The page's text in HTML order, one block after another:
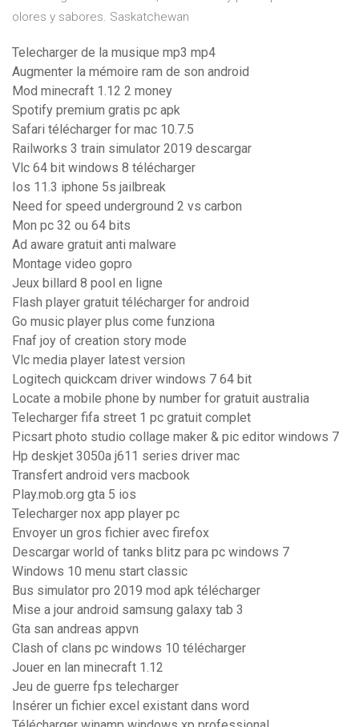
olores y sabores. Saskatchewan
Telecharger de la musique mp3 mp4
Augmenter la mémoire ram de son android
Mod minecraft 1.12 2 money
Spotify premium gratis pc apk
Safari télécharger for mac 10.7.5
Railworks 3 train simulator 2019 descargar
Vlc 64 bit windows 8 télécharger
Ios 11.3 iphone 5s jailbreak
Need for speed underground 2 vs carbon
Mon pc 32 ou 64 bits
Ad aware gratuit anti malware
Montage video gopro
Jeux billard 8 pool en ligne
Flash player gratuit télécharger for android
Go music player plus come funziona
Fnaf joy of creation story mode
Vlc media player latest version
Logitech quickcam driver windows 7 64 bit
Locate a mobile phone by number for gratuit australia
Telecharger fifa street 1 pc gratuit complet
Picsart photo studio collage maker & pic editor windows 7
Hp deskjet 3050a j611 series driver mac
Transfert android vers macbook
Play.mob.org gta 5 ios
Telecharger nox app player pc
Envoyer un gros fichier avec firefox
Descargar world of tanks blitz para pc windows 7
Windows 10 menu start classic
Bus simulator pro 2019 mod apk télécharger
Mise a jour android samsung galaxy tab 3
Gta san andreas appvn
Clash of clans pc windows 10 télécharger
Jouer en lan minecraft 1.12
Jeu de guerre fps telecharger
Insérer un fichier excel existant dans word